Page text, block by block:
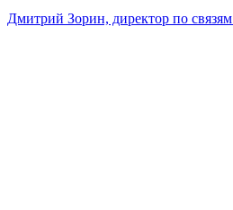
Дмитрий Зорин, директор по